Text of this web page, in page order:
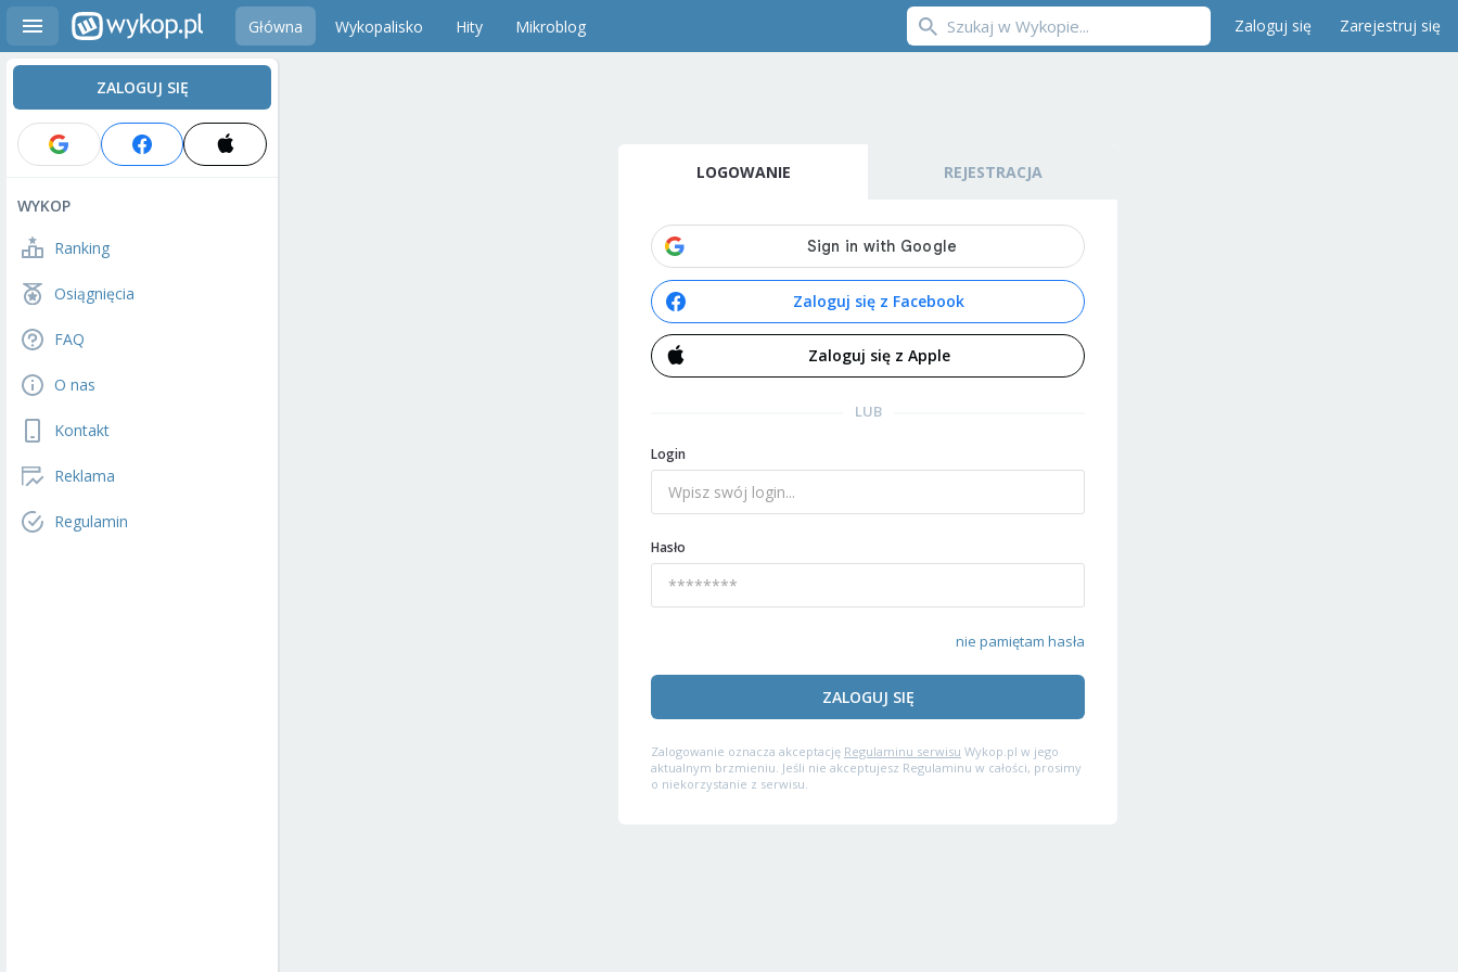
Główna Wykopalisko Hity Mikroblog Zaloguj się Zarejestruj się
ZALOGUJ SIĘ
WYKOP
Ranking
Osiągnięcia
FAQ
O nas
Kontakt
Reklama
Regulamin
LOGOWANIE REJESTRACJA
Zaloguj się z Facebook
Zaloguj się z Apple
LUB
Login
Hasło
nie pamiętam hasła
ZALOGUJ SIĘ
Zalogowanie oznacza akceptację Regulaminu serwisu Wykop.pl w jego
aktualnym brzmieniu. Jeśli nie akceptujesz Regulaminu w całości, prosimy
o niekorzystanie z serwisu.